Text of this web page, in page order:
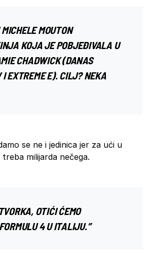
MOUTON
KOJA JE POBJEĐIVALA U
CHADWICK (DANAS
I EXTREME E). CILJ? NEKA
se ne i jedinica jer za ući u
milijarda nečega.
OTIĆI ĆEMO
4 U ITALIJU.”